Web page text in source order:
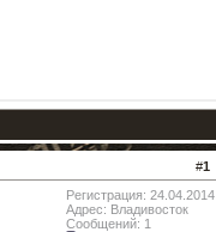
#1
Регистрация: 24.04.2014
Адрес: Владивосток
Сообщений: 1